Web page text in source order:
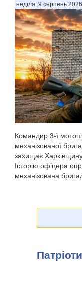
неділя, 9 серпень
Командир 3-ї
механізованої
захищає
Історію офіцера
механізована